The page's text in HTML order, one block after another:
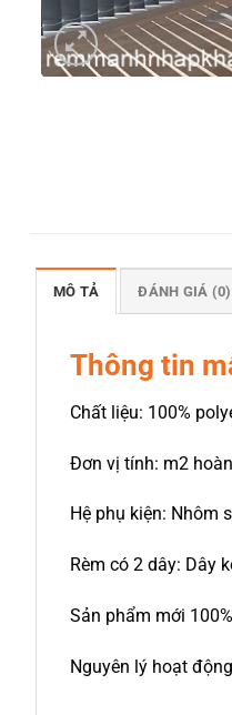
MÔ TẢ ĐÁNH GIÁ (0)
Thông tin
Chất liệu: 100%
Đơn vị tính: m2
Hệ phụ kiện: Nhôm
Rèm có 2 dây: Dây
Sản phẩm mới 100%
Nguyên lý hoạt